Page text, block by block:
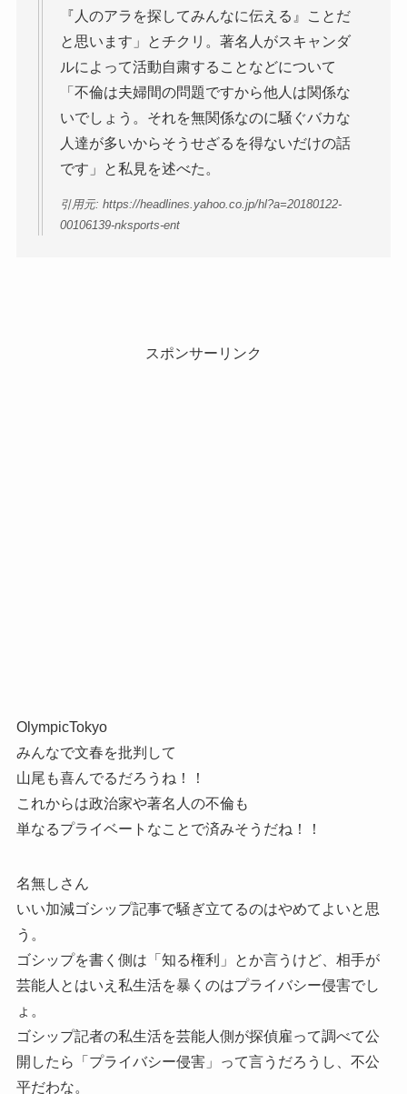
『人のアラを探してみんなに伝える』ことだ
と思います」とチクリ。著名人がスキャンダ
ルによって活動自粛することなどについて
「不倫は夫婦間の問題ですから他人は関係な
いでしょう。それを無関係なのに騒ぐバカな
人達が多いからそうせざるを得ないだけの話
です」と私見を述べた。
引用元: https://headlines.yahoo.co.jp/hl?a=20180122-
00106139-nksports-ent
スポンサーリンク
OlympicTokyo
みんなで文春を批判して
山尾も喜んでるだろうね！！
これからは政治家や著名人の不倫も
単なるプライベートなことで済みそうだね！！
名無しさん
いい加減ゴシップ記事で騒ぎ立てるのはやめてよいと思
う。
ゴシップを書く側は「知る権利」とか言うけど、相手が
芸能人とはいえ私生活を暴くのはプライバシー侵害でし
ょ。
ゴシップ記者の私生活を芸能人側が探偵雇って調べて公
開したら「プライバシー侵害」って言うだろうし、不公
平だわな。